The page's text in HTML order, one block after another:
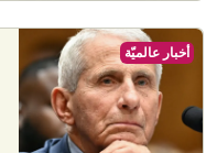
أخبار عالميّة